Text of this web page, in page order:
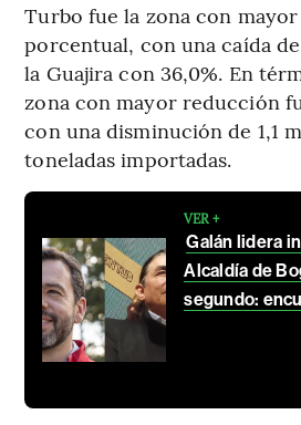
Turbo fue la zona con
porcentual, con una caída de
la Guajira con 36,0%. En
zona con mayor reducción
con una disminución de 1,1
toneladas importadas.
VER +
Galán lidera
Alcaldía de
segundo: